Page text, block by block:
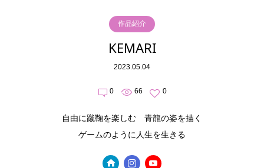
作品紹介
KEMARI
2023.05.04
0 66 0
自由に蹴鞠を楽しむ 青龍の姿を描く
ゲームのように人生を生きる